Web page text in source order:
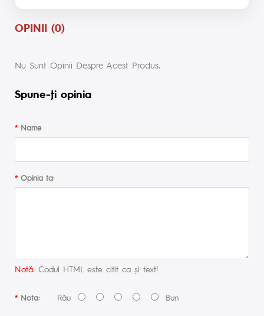
OPINII (0)
Nu Sunt Opinii Despre Acest Produs.
Spune-ţi opinia
Name
Opinia ta:
Notă: Codul HTML este citit ca şi text!
Nota:Rău Bun